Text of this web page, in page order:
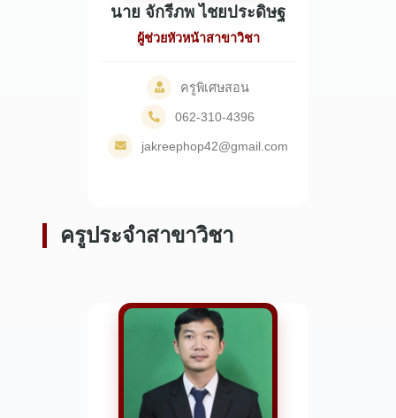
นาย จักรีภพ ไชยประดิษฐ
ผู้ช่วยหัวหน้าสาขาวิชา
ครูพิเศษสอน
062-310-4396
jakreephop42@gmail.com
ครูประจำสาขาวิชา